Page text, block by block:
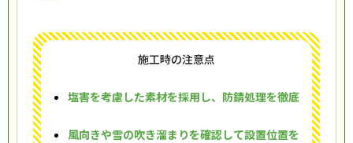
施工時の注意点
塩害を考慮した素材を採用し、防錆処理を徹底
風向きや雪の吹き溜まりを確認して設置位置を